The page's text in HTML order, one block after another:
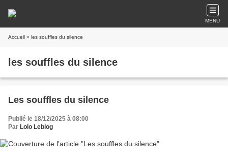
MENU
Accueil » les souffles du silence
les souffles du silence
Les souffles du silence
Publié le 18/12/2025 à 08:00
Par Lolo Leblog